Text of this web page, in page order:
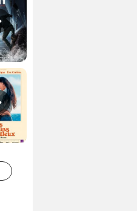
Les Matins merveilleux Bande-annonce VF